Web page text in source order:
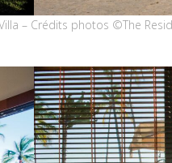
– Crédits photos ©The